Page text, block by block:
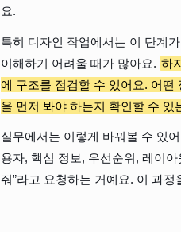
요.
특히 디자인 작업에서는 이 단계
이해하기 어려울 때가 많아요. 하
에 구조를 점검할 수 있어요. 어떤
을 먼저 봐야 하는지 확인할 수 있
실무에서는 이렇게 바꿔볼 수 있
용자, 핵심 정보, 우선순위, 레이
줘”라고 요청하는 거예요. 이 과